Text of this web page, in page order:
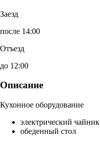
Заезд
после 14:00
Отъезд
до 12:00
Описание
Кухонное оборудование
электрический чайник
обеденный стол